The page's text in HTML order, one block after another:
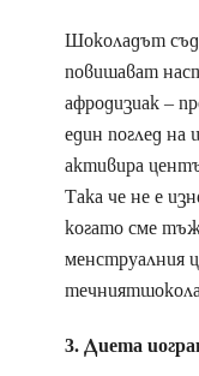
Шоколадът
повишават
афродизиак –
един поглед на
активира
Така че не е
когато сме
менструалния
3. Диета